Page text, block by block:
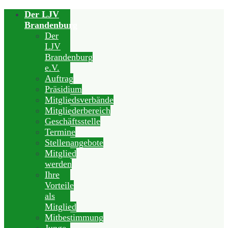
Der LJV
Brandenburg
Der
LJV
Brandenburg
e.V.
Auftrag
Präsidium
Mitgliedsverbände
Mitgliederbereich
Geschäftsstelle
Termine
Stellenangebote
Mitglied
werden
Ihre
Vorteile
als
Mitglied
Mitbestimmung